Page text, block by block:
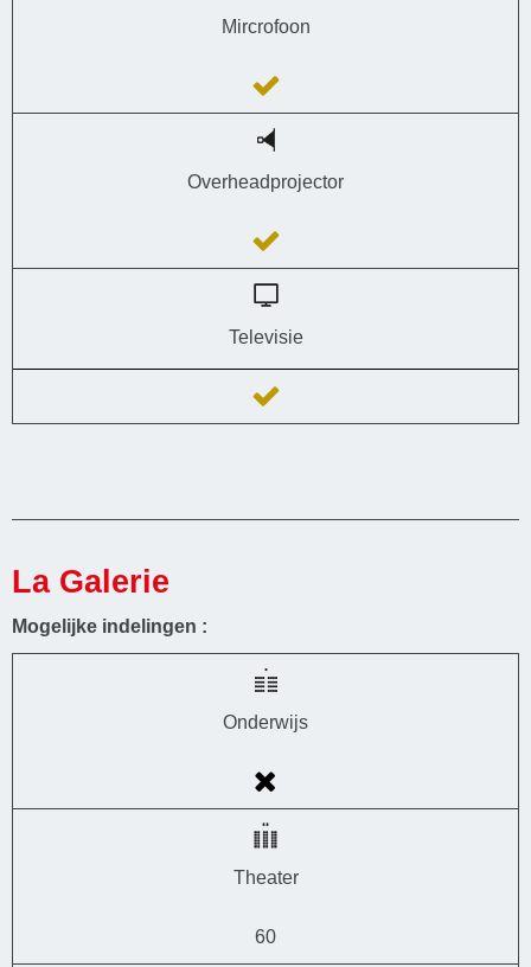
Mircrofoon
Overheadprojector
Televisie
La Galerie
Mogelijke indelingen :
Onderwijs
Theater
60